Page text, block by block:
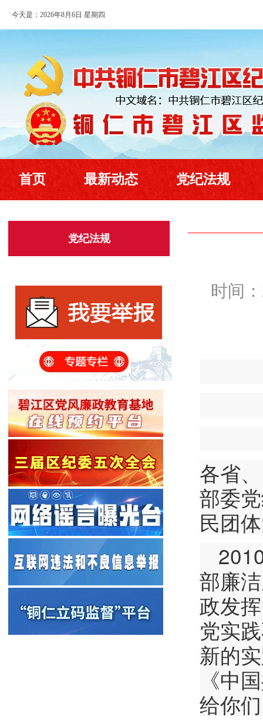
今天是：2026年8月6日 星期四
首页 最新动态 党纪法规
党纪法规
时间
各省
部委
民团
部廉
政发
党实
新的
《中
给你